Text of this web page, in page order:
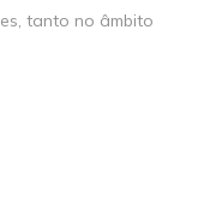
tanto no âmbito